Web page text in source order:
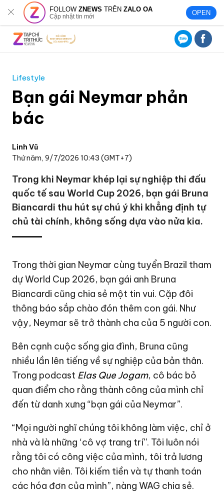
FOLLOWZNEWS TRÊNZALO OA
Cập nhật tin mới OPEN
Lifestyle
Bạn gái Neymar phản
bác
Linh Vũ
Thứ năm, 9/7/2026 10:43 (GMT+7)
Trong khi Neymar khép lại sự nghiệp thi đấu
quốc tế sau World Cup 2026, bạn gái Bruna
Biancardi thu hút sự chú ý khi khẳng định tự
chủ tài chính, không sống dựa vào nửa kia.
Trong thời gian Neymar cùng tuyển Brazil tham
dựWorld Cup 2026, bạn gái anh Bruna
Biancardi cũng chia sẻ một tin vui. Cặp đôi
thông báo sắp chào đón thêm con gái. Như
vậy, Neymar sẽ trở thành cha của 5 người con.
Bên cạnh cuộc sống gia đình, Bruna cũng
nhiều lần lên tiếng về sự nghiệp của bản thân.
Trong podcast Elas Que Jogam, cô bác bỏ
quan điểm cho rằng thành công của mình chỉ
đến từ danh xưng “bạn gái của Neymar”.
“Mọi người nghĩ chúng tôi không làm việc, chỉ ở
nhà và là những ‘cô vợ trang trí’'. Tôi luôn nói
rằng tôi có công việc của mình, tôi trả lương
cho nhân viên. Tôi kiếm tiền và tự thanh toán
các hóa đơn của mình”, nàng WAG chia sẻ.